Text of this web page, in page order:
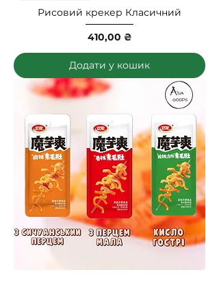
Рисовий крекер Класичний
Ціна
410,00 ₴
Додати у кошик